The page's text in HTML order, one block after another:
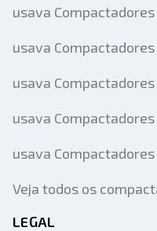
usava
usava
usava
usava
usava
Veja todos os
LEGAL